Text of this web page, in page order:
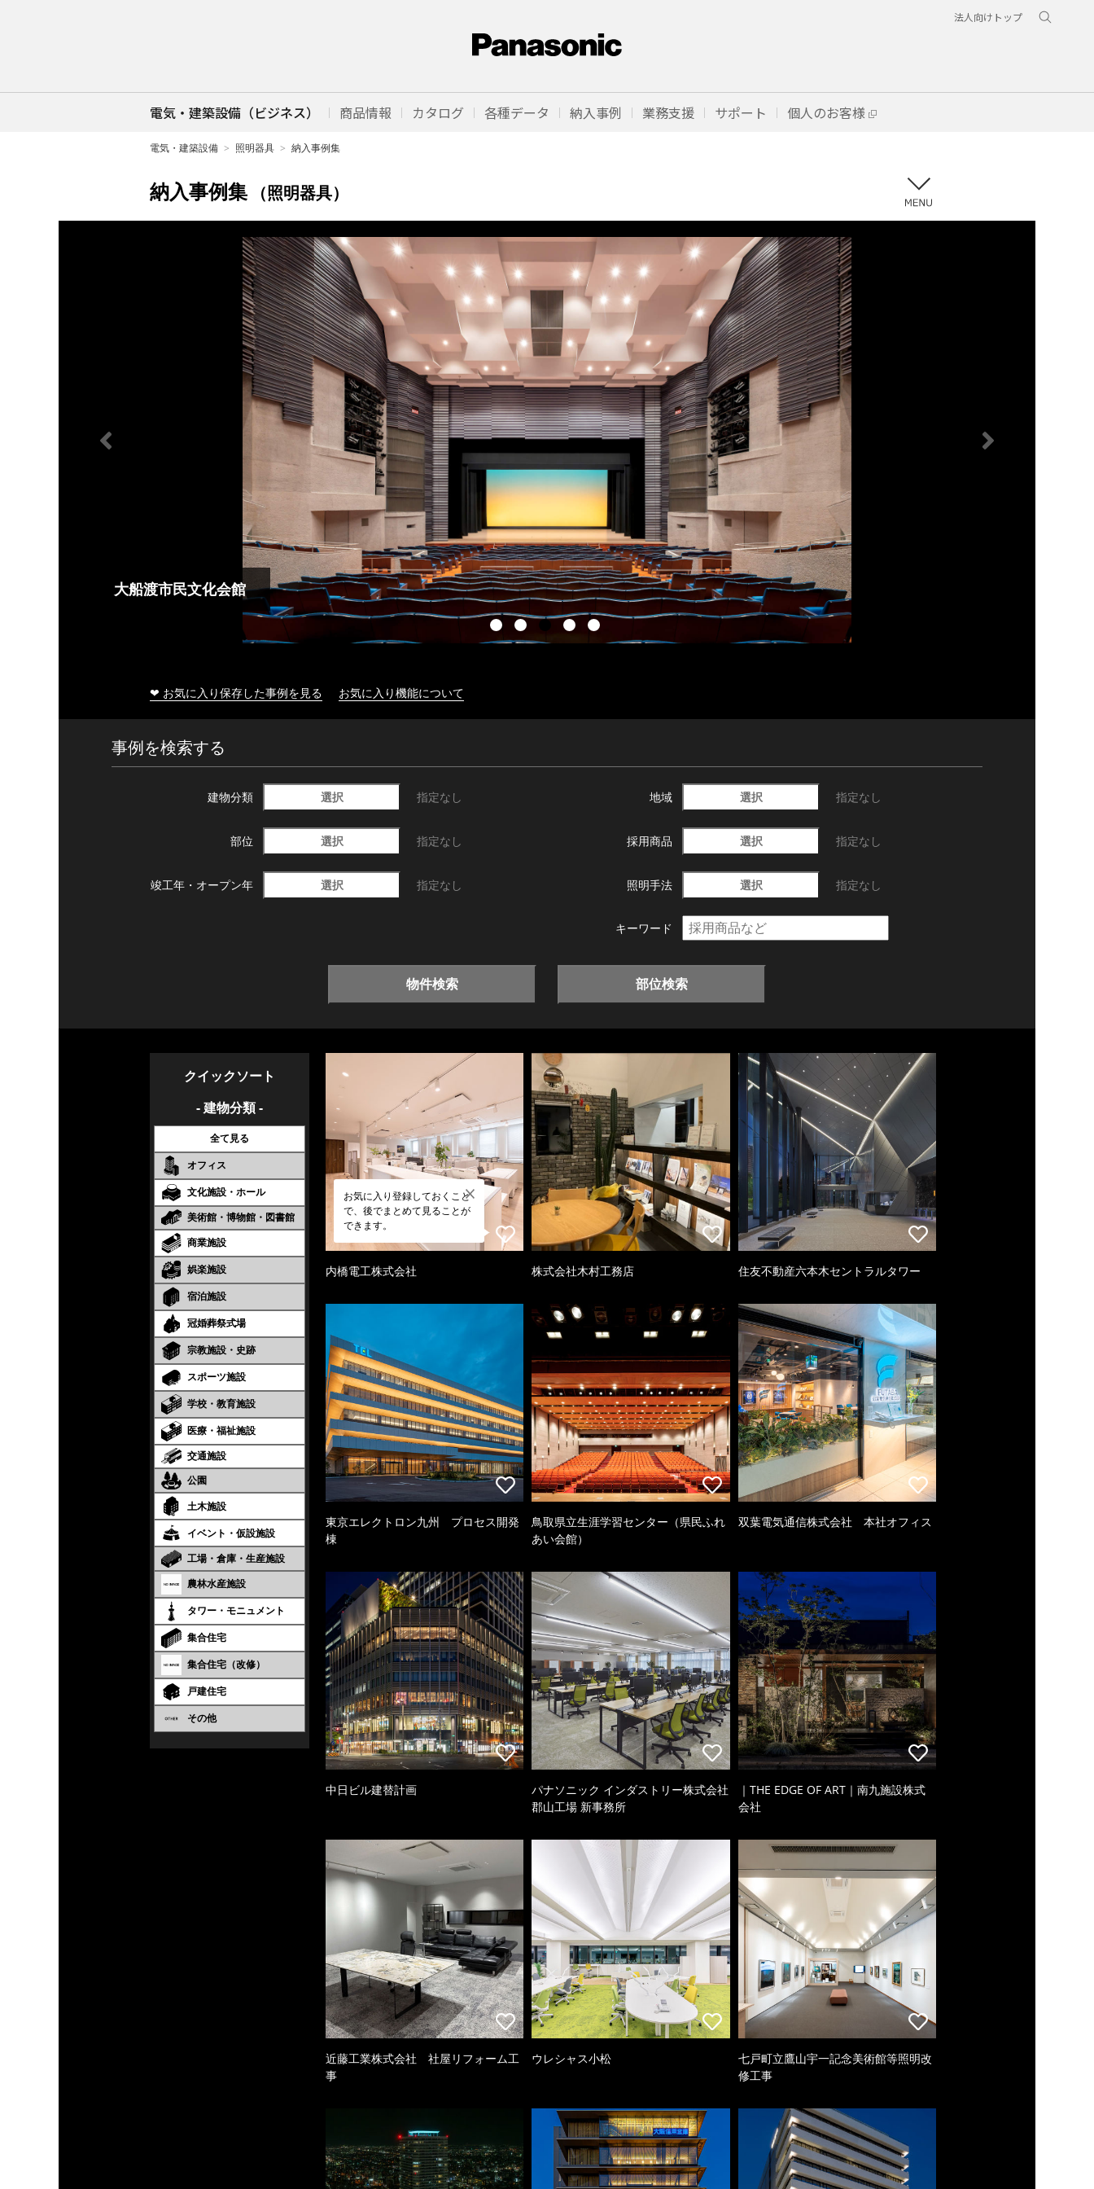
法人向けトップ
電気・建築設備（ビジネス） 商品情報 カタログ 各種データ 納入事例 業務支援 サポート 個人のお客様
電気・建築設備 照明器具 納入事例集
納入事例集 （照明器具）
大船渡市民文化会館
❤ お気に入り保存した事例を見る お気に入り機能について
事例を検索する
建物分類 選択 指定なし 地域 選択 指定なし
部位 選択 指定なし 採用商品 選択 指定なし
竣工年・ オープン年 選択 指定なし 照明手法 選択 指定なし
キーワード
物件検索 部位検索
クイックソート
- 建物分類 -
全て見る
オフィス
文化施設・ホール
美術館・博物館・図書館
商業施設
娯楽施設
宿泊施設
冠婚葬祭式場
宗教施設・史跡
スポーツ施設
学校・教育施設
医療・福祉施設
交通施設
公園
土木施設
イベント・仮設施設
工場・倉庫・生産施設
農林水産施設
タワー・モニュメント
集合住宅
集合住宅（改修）
戸建住宅
その他
お気に入り登録しておくこと
で、後でまとめて見ることが
できます。
内橋電工株式会社 株式会社木村工務店 住友不動産六本木セントラルタワー
東京エレクトロン九州 プロセス開発
棟
鳥取県立生涯学習センター（県民ふれ
あい会館）
双葉電気通信株式会社 本社オフィス
中日ビル建替計画
パナソニック インダストリー株式会社
郡山工場 新事務所
｜THE EDGE OF ART｜南九施設株式
会社
近藤工業株式会社 社屋リフォーム工
事
ウレシャス小松
七戸町立鷹山宇一記念美術館等照明改
修工事